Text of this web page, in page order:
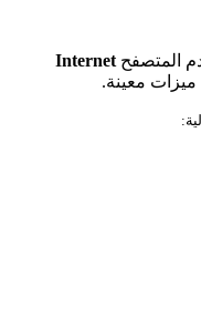
المتصفح Internet
معينة.